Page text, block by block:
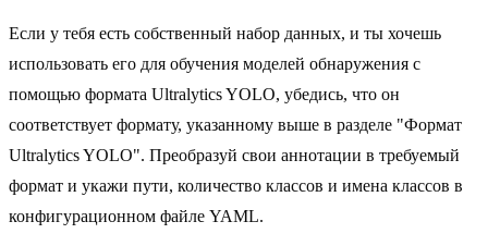
Если у тебя есть собственный набор данных, и ты хочешь
использовать его для обучения моделей обнаружения с
помощью формата Ultralytics YOLO, убедись, что он
соответствует формату, указанному выше в разделе "Формат
Ultralytics YOLO". Преобразуй свои аннотации в требуемый
формат и укажи пути, количество классов и имена классов в
конфигурационном файле YAML.